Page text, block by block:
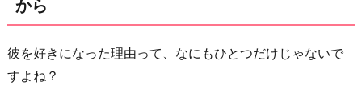
「好
き」
に
理
から
彼を好きになった理由って、なにもひとつだけじゃないで
すよね？